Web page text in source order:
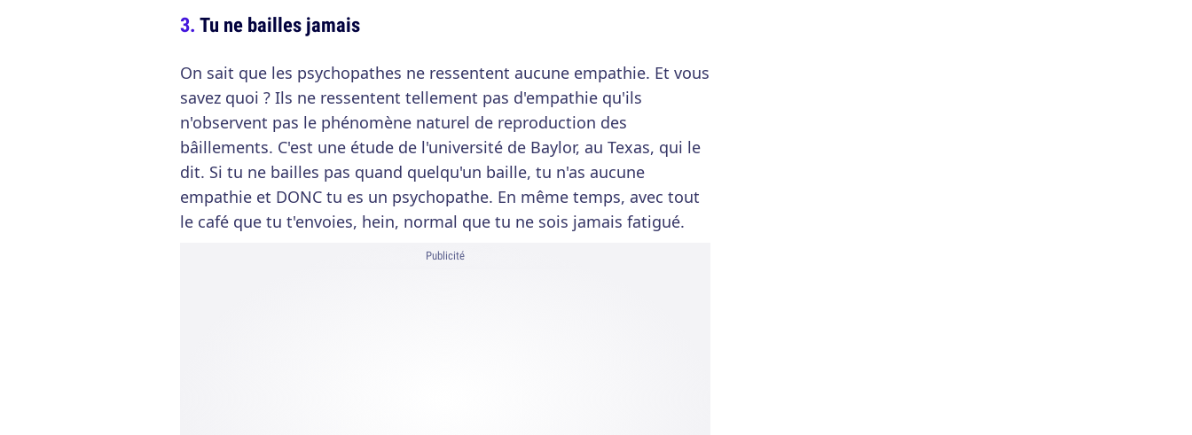
Tu ne bailles jamais
On sait que les psychopathes ne ressentent aucune empathie. Et vous
savez quoi ? Ils ne ressentent tellement pas d'empathie qu'ils
n'observent pas le phénomène naturel de reproduction des
bâillements. C'est une étude de l'université de Baylor, au Texas, qui le
dit. Si tu ne bailles pas quand quelqu'un baille, tu n'as aucune
empathie et DONC tu es un psychopathe. En même temps, avec tout
le café que tu t'envoies, hein, normal que tu ne sois jamais fatigué.
Publicité